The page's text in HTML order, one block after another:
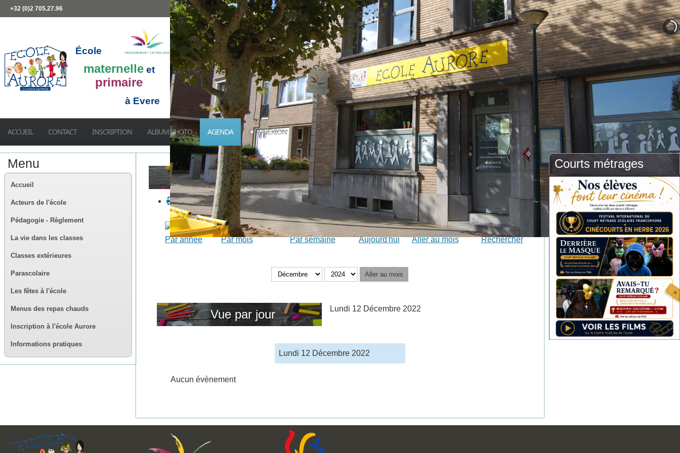
+32 (0)2 705.27.96
École
maternelle et
primaire
à Evere
ACCUEIL CONTACT INSCRIPTION ALBUM PHOTO AGENDA CONNEXION
Menu
Accueil
Acteurs de l'école
Pédagogie - Règlement
La vie dans les classes
Classes extérieures
Parascolaire
Les fêtes à l'école
Menus des repas chauds
Inscription à l'école Aurore
Informations pratiques
Calendrier
Par année Par mois Par semaine Aujourd'hui Aller au mois Rechercher
Aller au mois
Vue par jour Lundi 12 Décembre 2022
Lundi 12 Décembre 2022
Aucun évènement
Courts métrages